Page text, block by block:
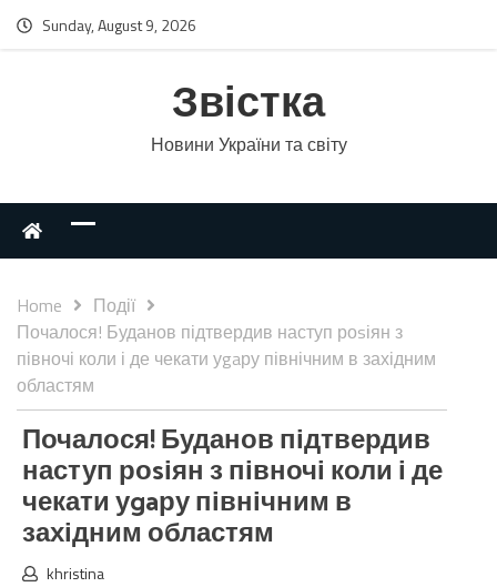
Sunday, August 9, 2026
Звістка
Новини України та світу
Home
Події
Почалося! Буданов підтвердив наступ роsіян з
півночі коли і де чекати уgaру північним в західним
областям
Почалося! Буданов підтвердив
наступ роsіян з півночі коли і де
чекати уgaру північним в
західним областям
khristina